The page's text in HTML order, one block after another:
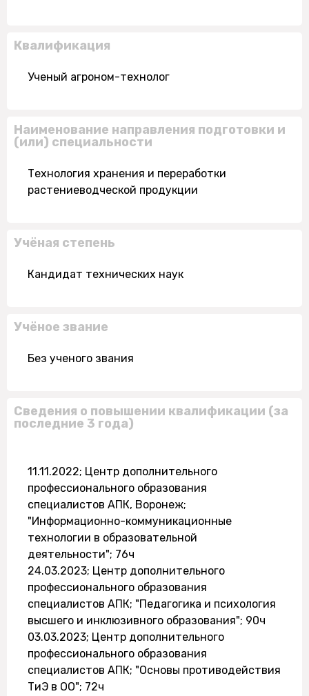
Квалификация
Ученый агроном-технолог
Наименование направления подготовки и
(или) специальности
Технология хранения и переработки
растениеводческой продукции
Учёная степень
Кандидат технических наук
Учёное звание
Без ученого звания
Сведения о повышении квалификации (за
последние 3 года)
11.11.2022; Центр дополнительного
профессионального образования
специалистов АПК, Воронеж;
"Информационно-коммуникационные
технологии в образовательной
деятельности"; 76ч
24.03.2023; Центр дополнительного
профессионального образования
специалистов АПК; "Педагогика и психология
высшего и инклюзивного образования"; 90ч
03.03.2023; Центр дополнительного
профессионального образования
специалистов АПК; "Основы противодействия
ТиЭ в ОО"; 72ч